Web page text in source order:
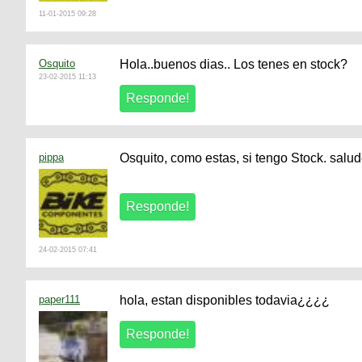
11-01-2015 09:28
Osquito
23-02-2015 11:13
Hola..buenos dias.. Los tenes en stock?
pippa
24-02-2015 07:41
Osquito, como estas, si tengo Stock.
paper111 hola, estan disponibles todavia¿¿¿¿